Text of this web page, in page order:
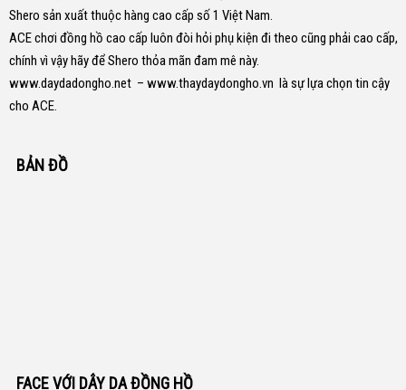
Shero sản xuất thuộc hàng cao cấp số 1 Việt Nam.
ACE chơi đồng hồ cao cấp luôn đòi hỏi phụ kiện đi theo cũng phải cao cấp,
chính vì vậy hãy để Shero thỏa mãn đam mê này.
www.daydadongho.net – www.thaydaydongho.vn là sự lựa chọn tin cậy
cho ACE.
BẢN ĐỒ
FACE VỚI DÂY DA ĐỒNG HỒ